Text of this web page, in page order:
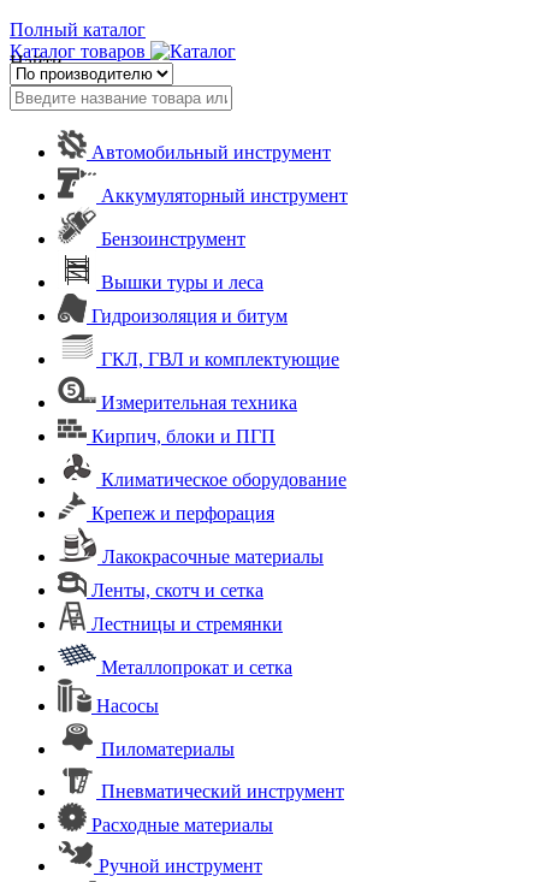
Полный каталог
Каталог товаров
Найти
Автомобильный инструмент
Аккумуляторный инструмент
Бензоинструмент
Вышки туры и леса
Гидроизоляция и битум
ГКЛ, ГВЛ и комплектующие
Измерительная техника
Кирпич, блоки и ПГП
Климатическое оборудование
Крепеж и перфорация
Лакокрасочные материалы
Ленты, скотч и сетка
Лестницы и стремянки
Металлопрокат и сетка
Насосы
Пиломатериалы
Пневматический инструмент
Расходные материалы
Ручной инструмент